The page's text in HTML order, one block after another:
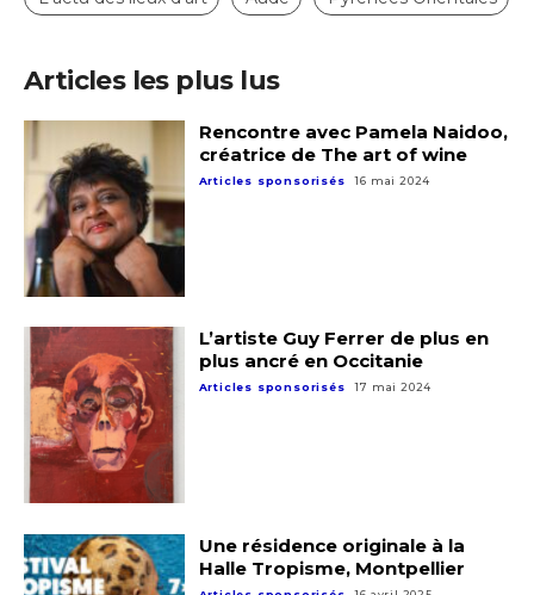
Articles les plus lus
Rencontre avec Pamela Naidoo,
créatrice de The art of wine
Articles sponsorisés 16 mai 2024
L’artiste Guy Ferrer de plus en
plus ancré en Occitanie
Articles sponsorisés 17 mai 2024
Une résidence originale à la
Halle Tropisme, Montpellier